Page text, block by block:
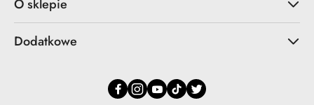
O sklepie
Dodatkowe